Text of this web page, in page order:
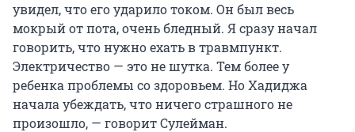
увидел, что его ударило током. Он был весь
мокрый от пота, очень бледный. Я сразу начал
говорить, что нужно ехать в травмпункт.
Электричество — это не шутка. Тем более у
ребенка проблемы со здоровьем. Но Хадиджа
начала убеждать, что ничего страшного не
произошло, — говорит Сулейман.